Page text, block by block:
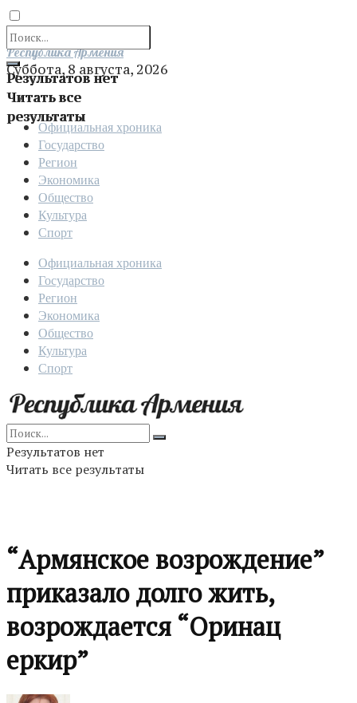
Результатов нет
Читать все
результаты
Отправить
Республика Армения
Суббота, 8 августа, 2026
Официальная хроника
Государство
Регион
Экономика
Общество
Культура
Спорт
Официальная хроника
Государство
Регион
Экономика
Общество
Культура
Спорт
Результатов нет
Читать все результаты
“Армянское возрождение”
приказало долго жить,
возрoждается “Оринац
еркир”